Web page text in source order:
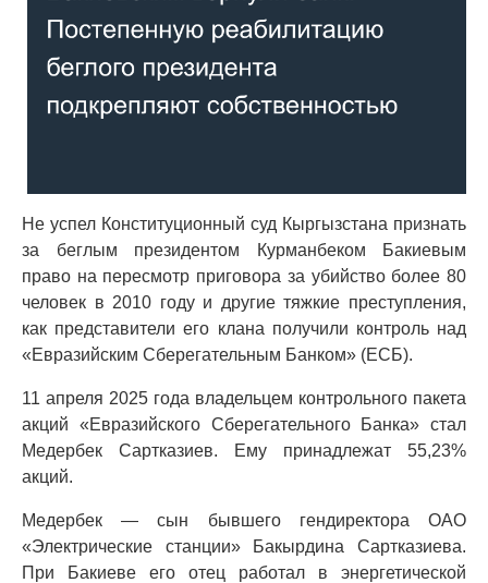
Не успел Конституционный суд Кыргызстана признать
за беглым президентом Курманбеком Бакиевым
право на пересмотр приговора за убийство более 80
человек в 2010 году и другие тяжкие преступления,
как представители его клана получили контроль над
«Евразийским Сберегательным Банком» (ЕСБ).
11 апреля 2025 года владельцем контрольного пакета
акций «Евразийского Сберегательного Банка» стал
Медербек Сартказиев. Ему принадлежат 55,23%
акций.
Медербек — сын бывшего гендиректора ОАО
«Электрические станции» Бакырдина Сартказиева.
При Бакиеве его отец работал в энергетической